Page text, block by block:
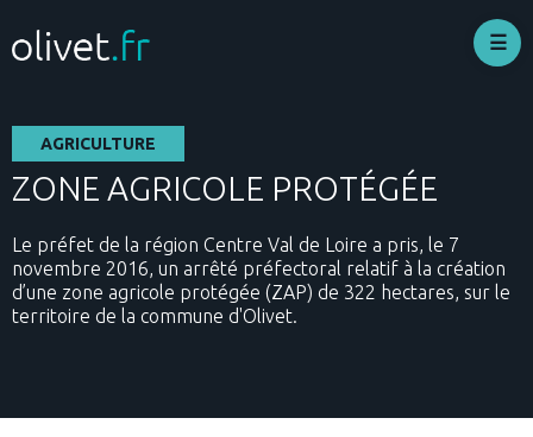
contenu
principal
AGRICULTURE
ZONE AGRICOLE PROTÉGÉE
Le préfet de la région Centre Val de Loire a pris, le 7
novembre 2016, un arrêté préfectoral relatif à la création
d’une zone agricole protégée (ZAP) de 322 hectares, sur le
territoire de la commune d'Olivet.